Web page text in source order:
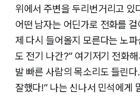
위에서 주변을 두리번거리고 있
어떤 남자는 어딘가로 전화를
제 다시 들어올지 모른다는 노
도 전기 나간?” 여기저기 전화
발 빠른 사람의 목소리도 들린
잘했다!” 나는 신나서 민석에게